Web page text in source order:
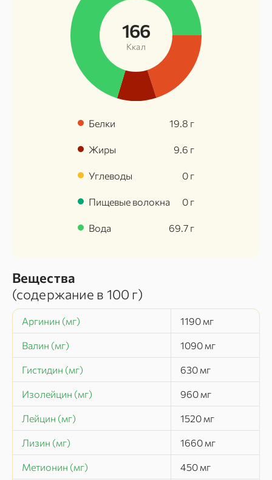
166
Ккал
Белки 19.8 г
Жиры 9.6 г
Углеводы 0 г
Пищевые волокна 0 г
Вода 69.7 г
Вещества
(содержание в 100 г)
Аргинин (мг) 1190 мг
Валин (мг) 1090 мг
Гистидин (мг) 630 мг
Изолейцин (мг) 960 мг
Лейцин (мг) 1520 мг
Лизин (мг) 1660 мг
Метионин (мг) 450 мг